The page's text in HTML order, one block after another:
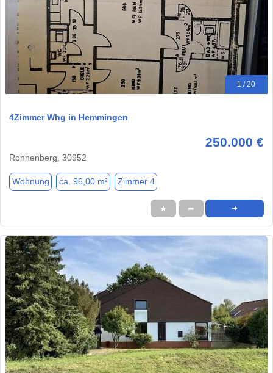
1 / 20
4Zimmer Whg in Hemmingen
250.000 €
Ronnenberg, 30952
Wohnung ca. 96,00 m² Zimmer 4
★ ➦ ➜